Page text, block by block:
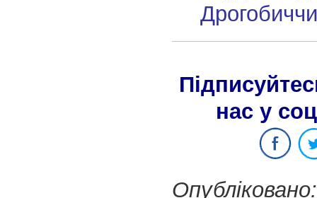
нас у
Опубліковано: